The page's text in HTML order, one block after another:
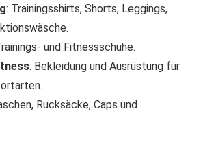
: Trainingsshirts, Shorts, Leggings,
und Fitnessschuhe.
: Bekleidung und Ausrüstung für
Rucksäcke, Caps und